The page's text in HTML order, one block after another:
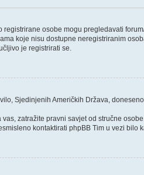
osobe mogu pregledavati
koje nisu dostupne neregistriranim
je registrirati se.
Sjedinjenih Američkih Država,
zatražite pravni savjet od stručne
kontaktirati phpBB Tim u vezi